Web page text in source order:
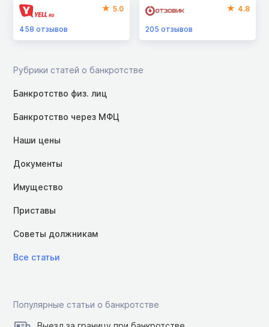
5.0
458 отзывов
4.8
205отзывов
Рубрики статей о банкротстве
Банкротство физ. лиц
Банкротство через МФЦ
Наши цены
Документы
Имущество
Приставы
Советы должникам
Все статьи
Популярные статьи о банкротстве